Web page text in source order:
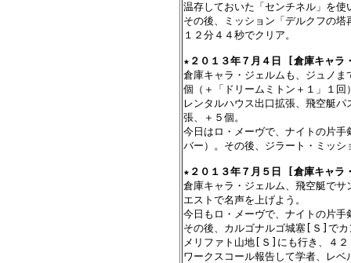
温存しておいた「センチネル」を使
その後、ミッション「デルクフの
１２分４４秒でクリア。
★ ２０１３年７月４日 [倉庫キャ
倉庫キャラ・ジェルムも、ジュノ
個（＋「ドリームミトン＋１」１
レンタルハウス出口拡張、飛空艇
張、＋５個。
今日はロ・メーヴで、ナイトの片
バー）。その後、ジラート・ミッシ
★ ２０１３年７月５日 [倉庫キャ
倉庫キャラ・ジェルム、飛空艇で
エストで名声を上げよう。
今日もロ・メーヴで、ナイトの片手
その後、カルゴナルゴ城塞[Ｓ]でカ
メリファト山地[Ｓ]にも行き、４２
ワークスコール報告して学者、レベ